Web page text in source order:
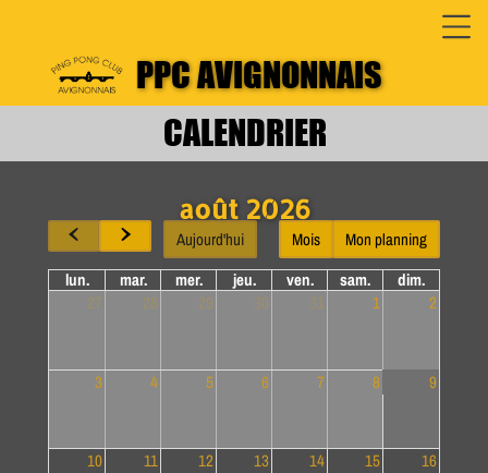
PPC AVIGNONNAIS
CALENDRIER
août 2026
Aujourd'hui Mois
Mon planning
lun.
mar. mer. jeu. ven. sam.
dim.
27
28 29 30 31 1 2
3 4 5 6 7 8 9
10 11 12 13 14 15 16